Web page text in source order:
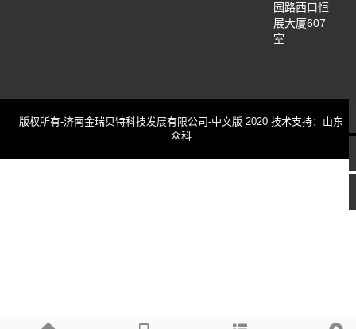
园路西口恒
展大厦607
室
版权所有-济南金瑞贝特科技发展有限公司-中文版 2020 技术支持：山东
众科